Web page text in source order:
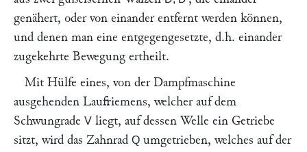
genähert, oder von einander entfernt werden können,
und denen man eine entgegengesetzte, d.h. einander
zugekehrte Bewegung ertheilt.
Mit Hülfe eines, von der Dampfmaschine
ausgehenden Laufriemens, welcher auf dem
Schwungrade V liegt, auf dessen Welle ein Getriebe
sitzt, wird das Zahnrad Q umgetrieben, welches auf der